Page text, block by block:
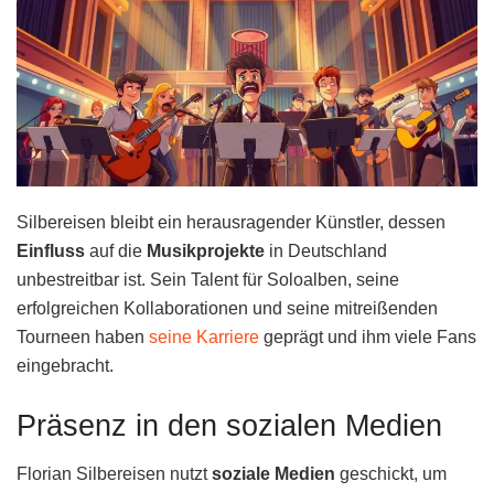
Silbereisen bleibt ein herausragender Künstler, dessen
Einfluss auf die Musikprojekte in Deutschland
unbestreitbar ist. Sein Talent für Soloalben, seine
erfolgreichen Kollaborationen und seine mitreißenden
Tourneen haben seine Karriere geprägt und ihm viele Fans
eingebracht.
Präsenz in den sozialen Medien
Florian Silbereisen nutztsoziale Medien geschickt, um